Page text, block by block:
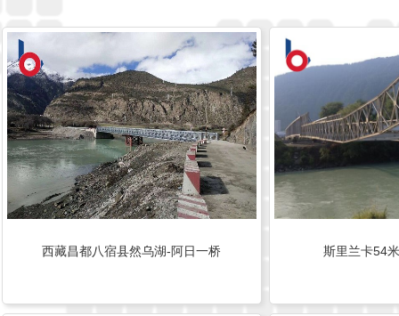
西藏昌都八宿县然乌湖-阿日一桥 斯里兰卡54